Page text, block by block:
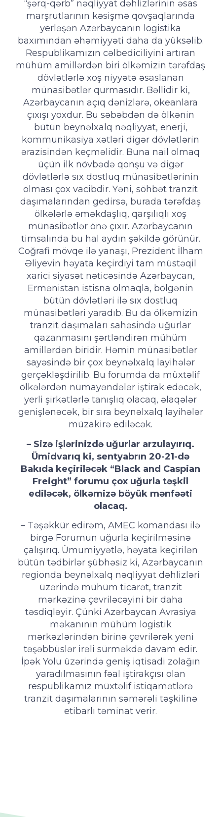
“şərq-qərb” nəqliyyat dəhlizlərinin əsas
marşrutlarının kəsişmə qovşaqlarında
yerləşən Azərbaycanın logistika
baxımından əhəmiyyəti daha da yüksəlib.
Respublikamızın cəlbediciliyini artıran
mühüm amillərdən biri ölkəmizin tərəfdaş
dövlətlərlə xoş niyyətə əsaslanan
münasibətlər qurmasıdır. Bəllidir ki,
Azərbaycanın açıq dənizlərə, okeanlara
çıxışı yoxdur. Bu səbəbdən də ölkənin
bütün beynəlxalq nəqliyyat, enerji,
kommunikasiya xətləri digər dövlətlərin
ərazisindən keçməlidir. Buna nail olmaq
üçün ilk növbədə qonşu və digər
dövlətlərlə sıx dostluq münasibətlərinin
olması çox vacibdir. Yəni, söhbət tranzit
daşımalarından gedirsə, burada tərəfdaş
ölkələrlə əməkdaşlıq, qarşılıqlı xoş
münasibətlər önə çıxır. Azərbaycanın
timsalında bu hal aydın şəkildə görünür.
Coğrafi mövqe ilə yanaşı, Prezident İlham
Əliyevin həyata keçirdiyi tam müstəqil
xarici siyasət nəticəsində Azərbaycan,
Ermənistan istisna olmaqla, bölgənin
bütün dövlətləri ilə sıx dostluq
münasibətləri yaradıb. Bu da ölkəmizin
tranzit daşımaları sahəsində uğurlar
qazanmasını şərtləndirən mühüm
amillərdən biridir. Həmin münasibətlər
sayəsində bir çox beynəlxalq layihələr
gerçəkləşdirilib. Bu forumda da müxtəlif
ölkələrdən nümayəndələr iştirak edəcək,
yerli şirkətlərlə tanışlıq olacaq, əlaqələr
genişlənəcək, bir sıra beynəlxalq layihələr
müzakirə ediləcək.
– Sizə işlərinizdə uğurlar arzulayırıq.
Ümidvarıq ki, sentyabrın 20-21-də
Bakıda keçiriləcək “Black and Caspian
Freight” forumu çox uğurla təşkil
ediləcək, ölkəmizə böyük mənfəəti
olacaq.
– Təşəkkür edirəm, AMEC komandası ilə
birgə Forumun uğurla keçirilməsinə
çalışırıq. Ümumiyyətlə, həyata keçirilən
bütün tədbirlər şübhəsiz ki, Azərbaycanın
regionda beynəlxalq nəqliyyat dəhlizləri
üzərində mühüm ticarət, tranzit
mərkəzinə çevriləcəyini bir daha
təsdiqləyir. Çünki Azərbaycan Avrasiya
məkanının mühüm logistik
mərkəzlərindən birinə çevrilərək yeni
təşəbbüslər irəli sürməkdə davam edir.
İpək Yolu üzərində geniş iqtisadi zolağın
yaradılmasının fəal iştirakçısı olan
respublikamız müxtəlif istiqamətlərə
tranzit daşımalarının səmərəli təşkilinə
etibarlı təminat verir.